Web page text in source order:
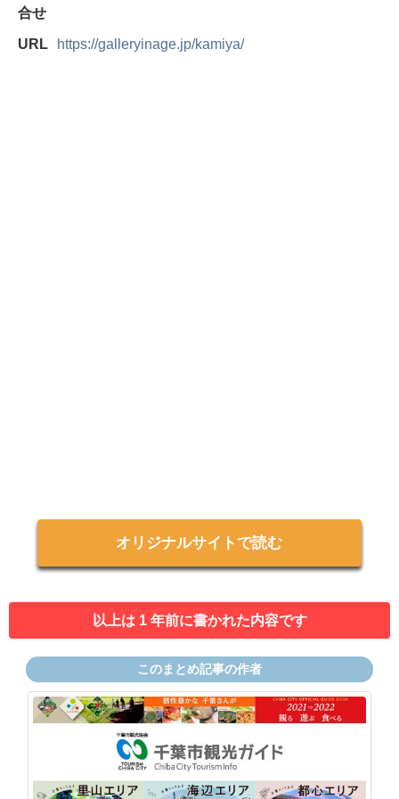
合せ
URL https://galleryinage.jp/kamiya/
オリジナルサイトで読む
以上は 1 年前に書かれた内容です
このまとめ記事の作者